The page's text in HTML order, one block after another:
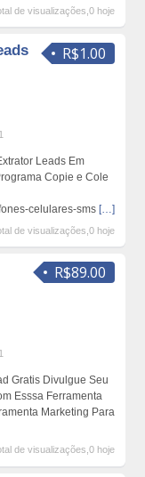
de visualizações,0 hoje
R$1.00
Leads Em
Copie e Cole
celulares-sms […]
de visualizações,0 hoje
R$89.00
Gratis Divulgue Seu
Esssa Ferramenta
Marketing Para
de visualizações,0 hoje